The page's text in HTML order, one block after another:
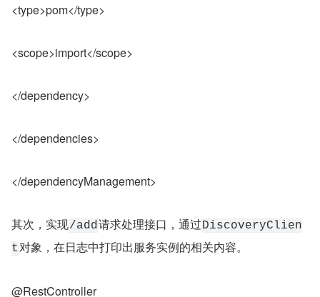
<type>pom</type>
<scope>import</scope>
</dependency>
</dependencies>
</dependencyManagement>
其次，实现/add请求处理接口，通过DiscoveryClien
t对象，在日志中打印出服务实例的相关内容。
@RestController